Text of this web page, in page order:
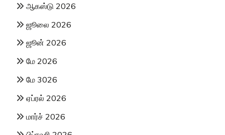
ஆகஸ்டு 2026
ஜூலை 2026
ஜூன் 2026
மே 2026
மே 3026
ஏப்ரல் 2026
மார்ச் 2026